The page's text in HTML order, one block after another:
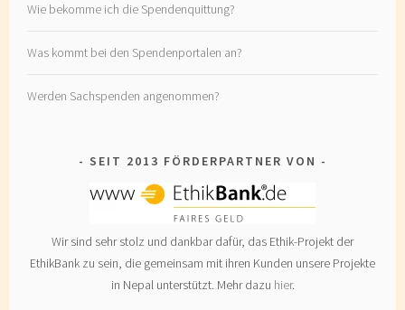
Wie bekomme ich die Spendenquittung?
Was kommt bei den Spendenportalen an?
Werden Sachspenden angenommen?
SEIT 2013 FÖRDERPARTNER VON
Wir sind sehr stolz und dankbar dafür, das Ethik-Projekt der
EthikBank zu sein, die gemeinsam mit ihren Kunden unsere Projekte
in Nepal unterstützt. Mehr dazu hier.